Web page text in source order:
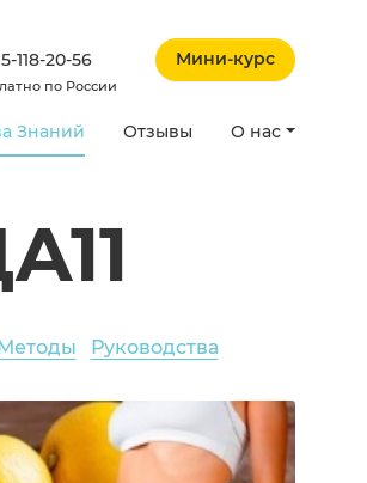
118-20-56
по России
Мини-курс
Знаний Отзывы О нас
Руководства